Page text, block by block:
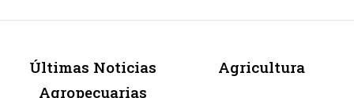
Últimas Noticias
Agropecuarias
Agricultura